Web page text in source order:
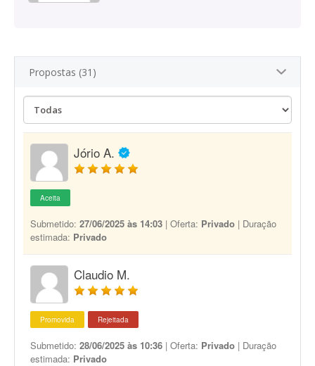
Propostas (31)
Jório A.
Aceita
Submetido: 27/06/2025 às 14:03 | Oferta: Privado | Duração
estimada: Privado
Claudio M.
Promovida Rejeitada
Submetido: 28/06/2025 às 10:36 | Oferta: Privado | Duração
estimada: Privado